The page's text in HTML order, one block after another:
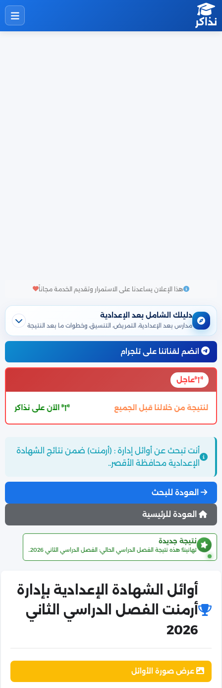
نذاكر
هذا الإعلان يساعدنا على الاستمرار وتقديم الخدمة مجاناً
دليلك الشامل بعد الإعدادية
مدارس بعد الإعدادية، التمريض، التنسيق، وخطوات ما بعد النتيجة
انضم لقناتنا على تلجرام
عاجل
قبل الجميع الآن على نذاكر نتيجة إعدادية الأقصر 2026 الترم الثاني بالاسم ورقم
أنت تبحث عن أوائل إدارة : (أرمنت) ضمن نتائج الشهادة
الإعدادية محافظة الأقصر..
العودة للبحث
العودة للرئيسية
نتيجة جديدة
تهانينا! هذه نتيجة الفصل الدراسي الحالي: الفصل الدراسي الثاني 2026..
أوائل الشهادة الإعدادية بإدارة
أرمنت الفصل الدراسي الثاني
2026
عرض صورة الأوائل